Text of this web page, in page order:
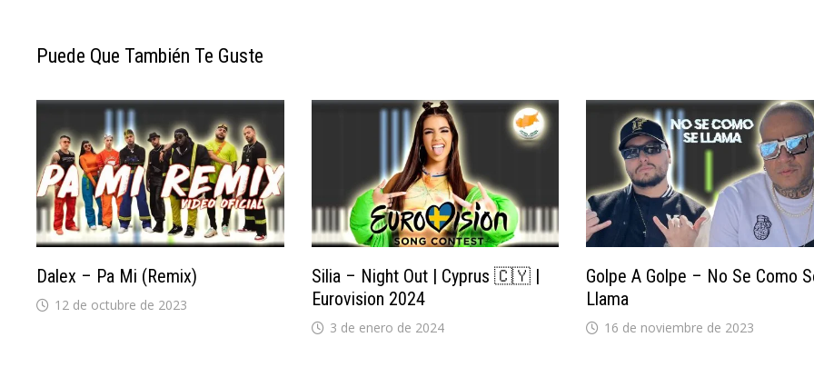
Puede Que También Te Guste
Dalex – Pa Mi (Remix)
12 de octubre de 2023
Silia – Night Out | Cyprus 🇨🇾 |
Eurovision 2024
3 de enero de 2024
Golpe A Golpe – No Se Como
Llama
16 de noviembre de 2023